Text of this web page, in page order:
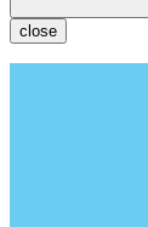
close